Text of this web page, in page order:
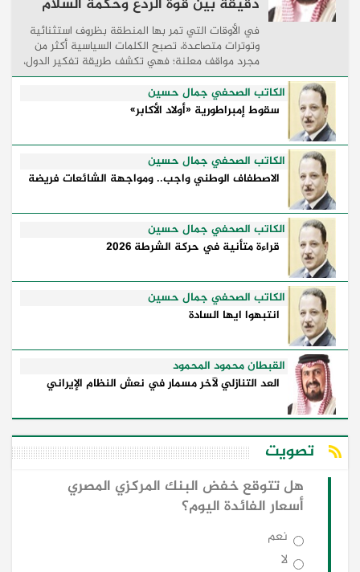
في الأوقات التي تمر بها المنطقة بظروف استثنائية
وتوترات متصاعدة، تصبح الكلمات السياسية أكثر من
مجرد مواقف معلنة؛ فهي تكشف طريقة تفكير الدول،
وكيفية إدارتها للأزمات، والحدود التي تفصل بين القوة
...
الكاتب الصحفي جمال حسين
سقوط إمبراطورية «أولاد الأكابر»
الكاتب الصحفي جمال حسين
الاصطفاف الوطني واجب.. ومواجهة الشائعات فريضة
الكاتب الصحفي جمال حسين
قراءة متأنية في حركة الشرطة 2026
الكاتب الصحفي جمال حسين
انتبهوا ايها السادة
القبطان محمود المحمود
العد التنازلي لآخر مسمار في نعش النظام الإيراني
تصويت
هل تتوقع خفض البنك المركزي المصري
أسعار الفائدة اليوم؟
نعم
لا